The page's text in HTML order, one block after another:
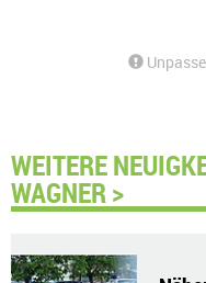
WEITERE
WAGNER >